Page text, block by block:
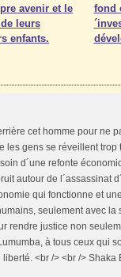
avenir et le
leurs
enfants.
fond
cet homme pour ne
gens se réveillent trop
d´une refonte
autour de l´assassinat
qui fonctionne et
seulement avec la
rendre justice non
à tous ceux qui
<br /> <br /> Shaka